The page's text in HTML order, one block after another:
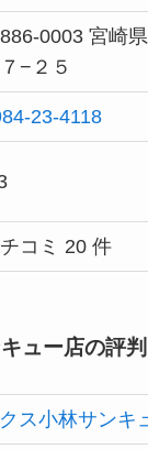
0003 宮崎
−２５
23-4118
コミ 20 件
ュー店の評
ス小林サンキ